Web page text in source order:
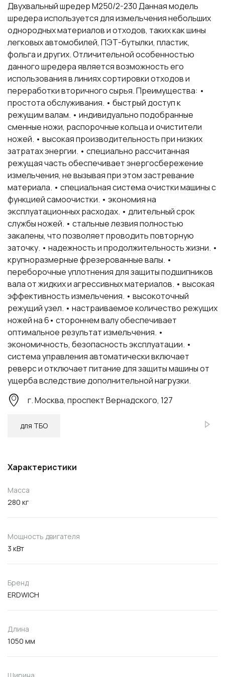
Двухвальный шредер М250/2-230 Данная модель
шредера используется для измельчения небольших
однородных материалов и отходов, таких как шины
легковых автомобилей, ПЭТ-бутылки, пластик,
фольга и других. Отличительной особенностью
данного шредера является возможность его
использования в линиях сортировки отходов и
переработки вторичного сырья. Преимущества: •
простота обслуживания. • быстрый доступ к
режущим валам. • индивидуально подобранные
сменные ножи, распорочные кольца и очистители
ножей. • высокая производительность при низких
затратах энергии. • специально рассчитанная
режущая часть обеспечивает энергосбережение
измельчения, не вызывая при этом застревание
материала. • специальная система очистки машины с
функцией самоочистки. • экономия на
эксплуатационных расходах. • длительный срок
службы ножей. • стальные лезвия полностью
закалены, что позволяет проводить повторную
заточку. • надежность и продолжительность жизни. •
крупноразмерные фрезерованные валы. •
переборочные уплотнения для защиты подшипников
вала от жидких и агрессивных материалов. • высокая
эффективность измельчения. • высокоточный
режущий узел. • настраиваемое количество режущих
ножей на 6• стороннем валу обеспечивает
оптимальное результат измельчения. •
экономичность, безопасность эксплуатации. •
система управления автоматически включает
реверс и отключает питание для защиты машины от
ущерба вследствие дополнительной нагрузки.
г. Москва, проспект Вернадского, 127
для ТБО
Характеристики
Масса
280 кг
Мощность двигателя
3 кВт
Бренд
ERDWICH
Длина
1050 мм